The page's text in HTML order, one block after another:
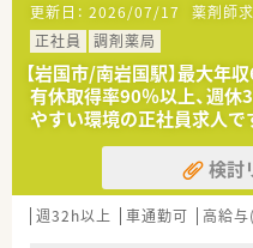
＜研修制度＞
■基本は配属店舗での
別の研修に参加して頂き
■未経験者やブランクの
修にご参加頂いておりま
＜法人特徴＞
■人々が笑顔になれる薬
み、中国エリアに116店
■全ての患者様が同等か
更新日： 2026/07/17 薬剤師求
正社員
調剤薬局
【岩国市/南岩国駅】最大年
有休取得率90％以上、週休
やすい環境の正社員求人で
検討
週32h以上 車通勤可 高給